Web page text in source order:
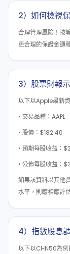
2）如何檢視
合理管理風險！按
更合理的保證金邏
3）股票財報
以下以Apple最新
• 交易品種：AAPL
• 股價：$182.40
• 預期每股收益：
• 公佈每股收益：
如果該資料以其他
水平，則應相應評
4）指數股息
以下以CHN50為例